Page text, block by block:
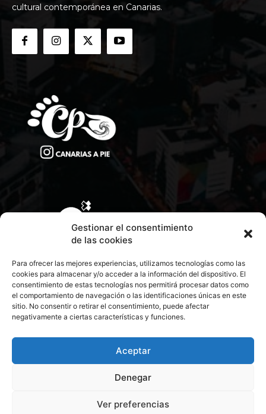
Gestionar el consentimiento
de las cookies
Para ofrecer las mejores experiencias, utilizamos tecnologías como las
cookies para almacenar y/o acceder a la información del dispositivo. El
consentimiento de estas tecnologías nos permitirá procesar datos como
el comportamiento de navegación o las identificaciones únicas en este
sitio. No consentir o retirar el consentimiento, puede afectar
negativamente a ciertas características y funciones.
Aceptar
Denegar
Ver preferencias
cultural contemporánea en Canarias.
CONTACTA CON NOSOTROS